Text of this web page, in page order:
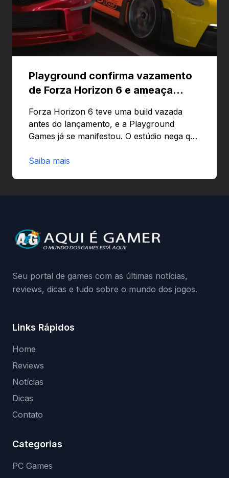
Playground confirma vazamento
de Forza Horizon 6 e ameaça
Forza Horizon 6 teve uma build vazada
antes do lançamento, e a Playground
Games já se manifestou. O estúdio nega que
preload e avisa que quem usar versões não
da Playground: negação do preload,
medidas contra acessos não autorizados
Saiba mais
Seu portal de games com as últimas notícias,
reviews, dicas e tudo sobre o mundo dos jogos.
Links Rápidos
Home
Reviews
Notícias
Dicas
Contato
Categorias
PC Games